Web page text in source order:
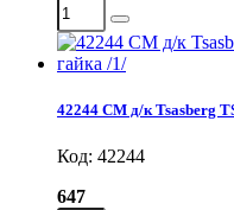
42244 СМ д/к Tsasberg
Код: 42244
647